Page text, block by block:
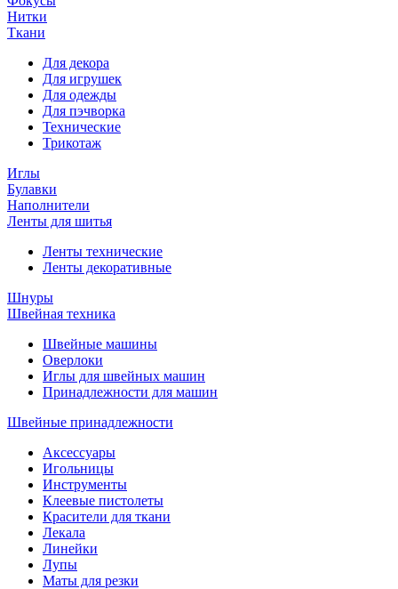
Нитки
Ткани
Для декора
Для игрушек
Для одежды
Для пэчворка
Технические
Трикотаж
Иглы
Булавки
Наполнители
Ленты для шитья
Ленты технические
Ленты декоративные
Шнуры
Швейная техника
Швейные машины
Оверлоки
Иглы для швейных машин
Принадлежности для машин
Швейные принадлежности
Аксессуары
Игольницы
Инструменты
Клеевые пистолеты
Красители для ткани
Лекала
Линейки
Лупы
Маты для резки